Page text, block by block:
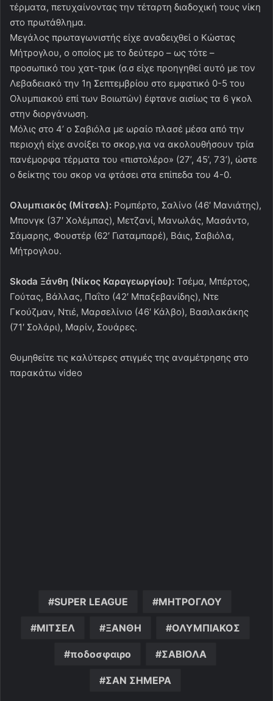
τέρματα, πετυχαίνοντας την τέταρτη διαδοχική τους νίκη
στο πρωτάθλημα.
Μεγάλος πρωταγωνιστής είχε αναδειχθεί ο Κώστας
Μήτρογλου, ο οποίος με το δεύτερο – ως τότε –
προσωπικό του χατ-τρικ (σ.σ είχε προηγηθεί αυτό με τον
Λεβαδειακό την 1η Σεπτεμβρίου στο εμφατικό 0-5 του
Ολυμπιακού επί των Βοιωτών) έφτανε αισίως τα 6 γκολ
στην διοργάνωση.
Μόλις στο 4’ ο Σαβιόλα με ωραίο πλασέ μέσα από την
περιοχή είχε ανοίξει το σκορ,για να ακολουθήσουν τρία
πανέμορφα τέρματα του «πιστολέρο» (27’, 45’, 73’), ώστε
ο δείκτης του σκορ να φτάσει στα επίπεδα του 4-0.
Ολυμπιακός (Μίτσελ): Ρομπέρτο, Σαλίνο (46′ Μανιάτης),
Μπονγκ (37′ Χολέμπας), Μετζανί, Μανωλάς, Μασάντο,
Σάμαρης, Φουστέρ (62′ Γιαταμπαρέ), Βάις, Σαβιόλα,
Μήτρογλου.
Skoda Ξάνθη (Νίκος Καραγεωργίου): Τσέμα, Μπέρτος,
Γούτας, Βάλλας, Παΐτο (42′ Μπαξεβανίδης), Ντε
Γκούζμαν, Ντιέ, Μαρσελίνιο (46′ Κάλβο), Βασιλακάκης
(71′ Σολάρι), Μαρίν, Σουάρες.
Θυμηθείτε τις καλύτερες στιγμές της αναμέτρησης στο
παρακάτω video
SUPER LEAGUE ΜΗΤΡΟΓΛΟΥ
ΜΙΤΣΕΛ ΞΑΝΘΗ ΟΛΥΜΠΙΑΚΟΣ
ποδοσφαιρο ΣΑΒΙΟΛΑ
ΣΑΝ ΣΗΜΕΡΑ